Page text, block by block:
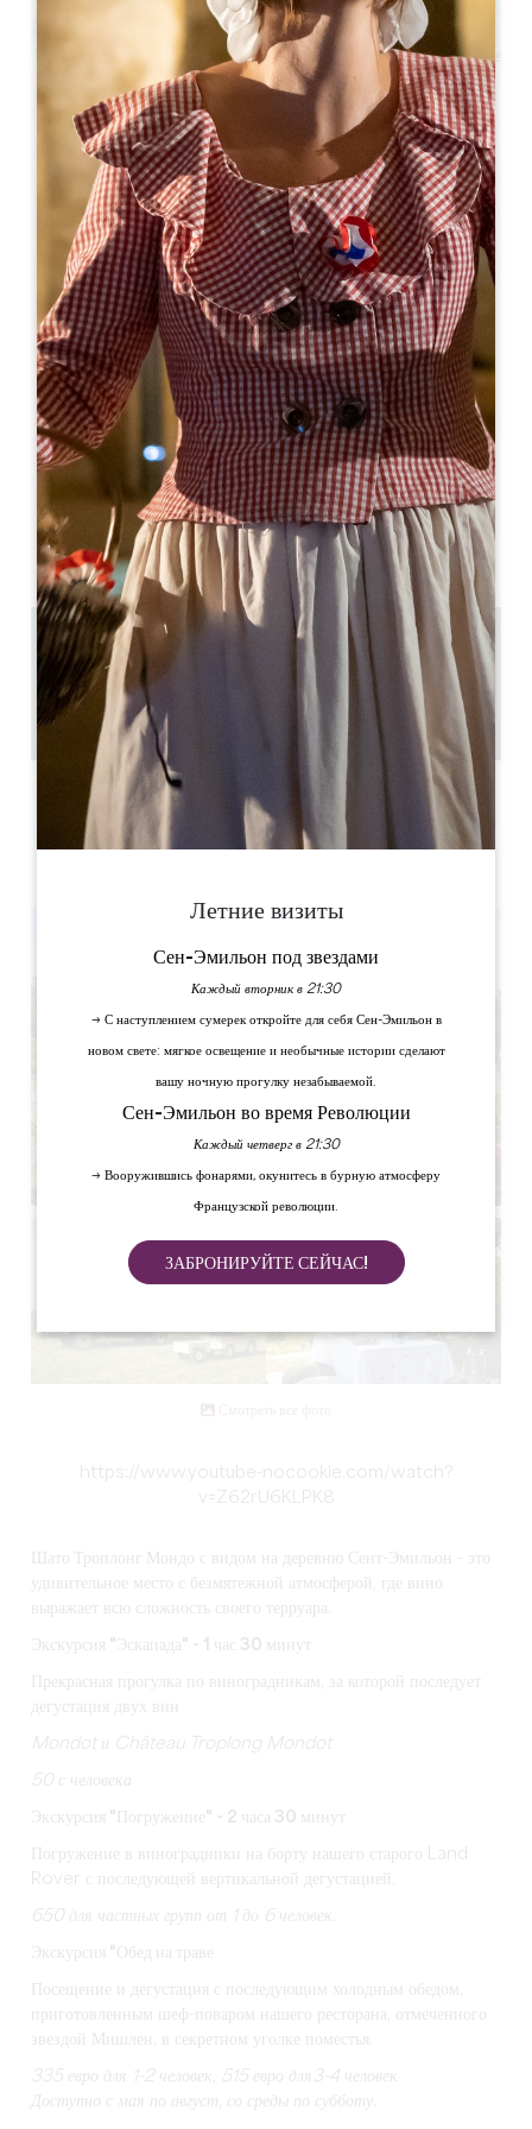
https://www.youtube-nocookie.com/watch?
v=Z62rU6KLPK8
Шато Троплонг Мондо с видом на деревню Сент-Эмильон - это
удивительное место с безмятежной атмосферой, где вино
выражает всю сложность своего терруара.
Экскурсия "Эскапада" - 1 час 30 минут
Прекрасная прогулка по виноградникам, за которой последует
дегустация двух вин
Mondot и Château Troplong Mondot
50 с человека
Экскурсия "Погружение" - 2 часа 30 минут
Погружение в виноградники на борту нашего старого Land
Rover с последующей вертикальной дегустацией.
650 для частных групп от 1 до 6 человек.
Экскурсия "Обед на траве
Посещение и дегустация с последующим холодным обедом,
приготовленным шеф-поваром нашего ресторана, отмеченного
звездой Мишлен, в секретном уголке поместья.
335 евро для 1-2 человек, 515 евро для 3-4 человек
Доступно с мая по август, со среды по субботу.
Leaflet
50€
Château Troplong Mondot
1 lieu-dit Mondot
33330 SAINT-EMILION
05 57 55 38 28
hospitality@troplong-mondot.com
МЕСЯЦ ОТКРЫТИЯ
Ф М А М И И А С О Н Д
ДНИ ОТКРЫТИЯ
П
AM
PM
В
AM
PM
С
AM
PM
Ч
AM
PM
П С
AM
PM
В
1.5 km
à partir de 1h30
Скопируйте GPS-код
ЯРЛЫКИ
Летние визиты
Сен-Эмильон под звездами
Каждый вторник в 21:30
→ С наступлением сумерек откройте для себя Сен-Эмильон в
новом свете: мягкое освещение и необычные истории сделают
вашу ночную прогулку незабываемой.
Сен-Эмильон во время Революции
Каждый четверг в 21:30
→ Вооружившись фонарями, окунитесь в бурную атмосферу
Французской революции.
ЗАБРОНИРУЙТЕ СЕЙЧАС!